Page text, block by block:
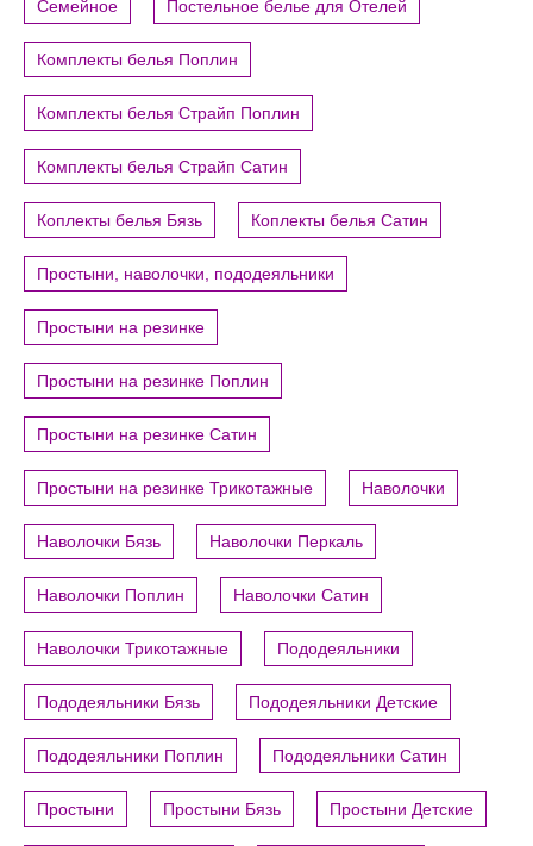
Семейное Постельное белье для Отелей
Комплекты белья Поплин
Комплекты белья Страйп Поплин
Комплекты белья Страйп Сатин
Коплекты белья Бязь Коплекты белья Сатин
Простыни, наволочки, пододеяльники
Простыни на резинке
Простыни на резинке Поплин
Простыни на резинке Сатин
Простыни на резинке Трикотажные Наволочки
Наволочки Бязь Наволочки Перкаль
Наволочки Поплин Наволочки Сатин
Наволочки Трикотажные Пододеяльники
Пододеяльники Бязь Пододеяльники Детские
Пододеяльники Поплин Пододеяльники Сатин
Простыни Простыни Бязь Простыни Детские